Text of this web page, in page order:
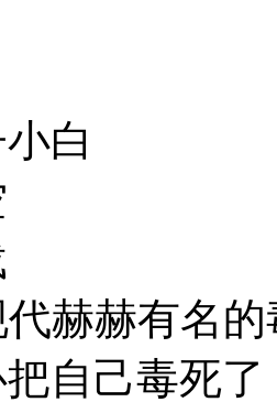
白
赫赫有名的
自己毒死